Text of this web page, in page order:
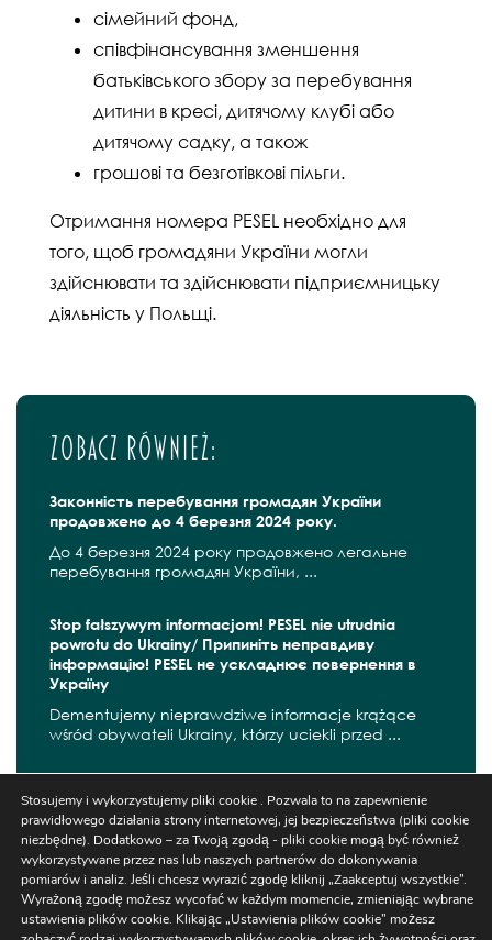
сімейний фонд,
співфінансування зменшення
батьківського збору за перебування
дитини в кресі, дитячому клубі або
дитячому садку, а також
грошові та безготівкові пільги.
Отримання номера PESEL необхідно для
того, щоб громадяни України могли
здійснювати та здійснювати підприємницьку
діяльність у Польщі.
Zobacz również:
Законність перебування громадян України
продовжено до 4 березня 2024 року.
До 4 березня 2024 року продовжено легальне
перебування громадян України, ...
Stop fałszywym informacjom! PESEL nie utrudnia
powrotu do Ukrainy/ Припиніть неправдиву
інформацію! PESEL не ускладнює повернення в
Україну
Dementujemy nieprawdziwe informacje krążące
wśród obywateli Ukrainy, którzy uciekli przed ...
втікають від війни
Соціальна допомога може надаватися
громадянам України, які перебувають у Польщі ...
Stosujemy i wykorzystujemy pliki cookie . Pozwala to na zapewnienie
prawidłowego działania strony internetowej, jej bezpieczeństwa (pliki cookie
niezbędne). Dodatkowo – za Twoją zgodą - pliki cookie mogą być również
wykorzystywane przez nas lub naszych partnerów do dokonywania
pomiarów i analiz. Jeśli chcesz wyrazić zgodę kliknij „Zaakceptuj wszystkie”.
Wyrażoną zgodę możesz wycofać w każdym momencie, zmieniając wybrane
ustawienia plików cookie. Klikając „Ustawienia plików cookie” możesz